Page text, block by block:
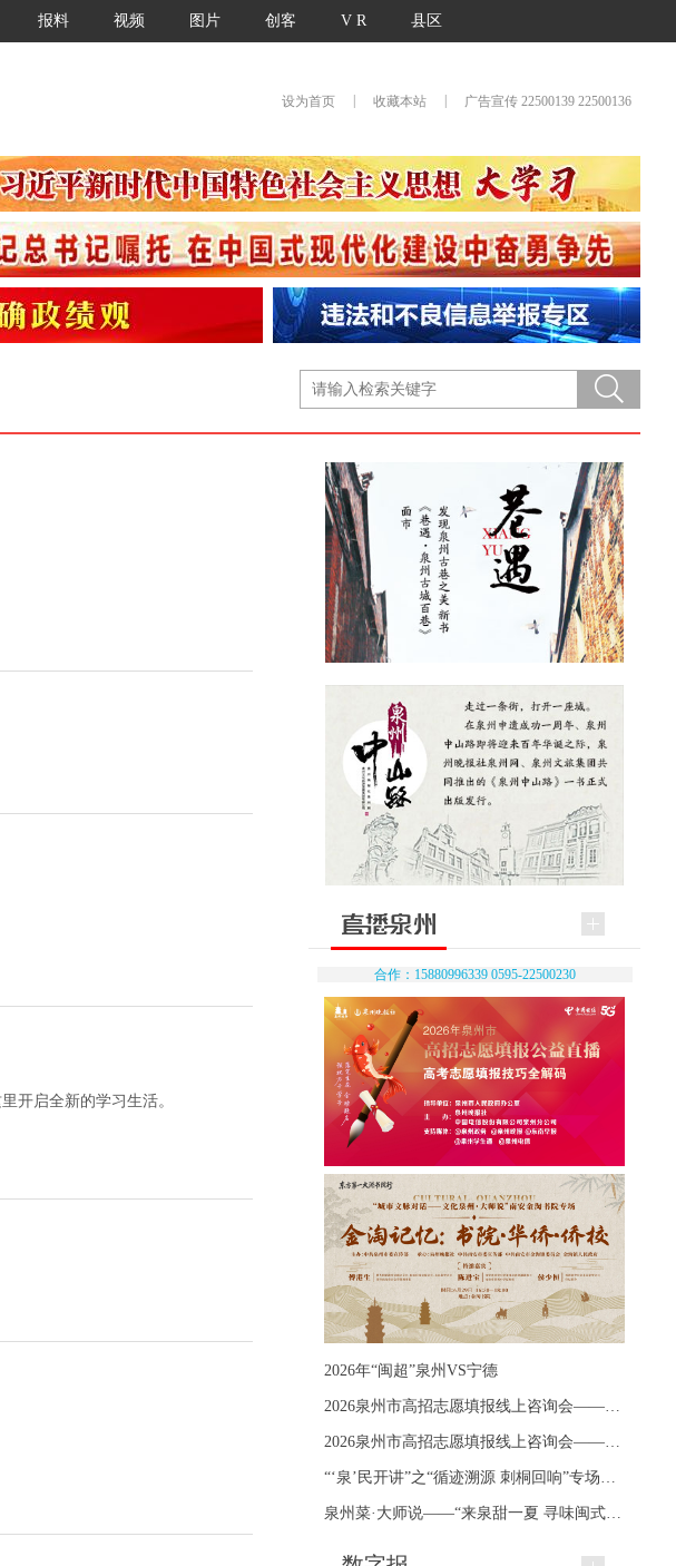
报料 视频 图片 创客 V R 县区
设为首页 收藏本站 广告宣传 22500139 22500136
开启全新的学习生活。
合作：15880996339 0595-22500230
2026年“闽超”泉州VS宁德